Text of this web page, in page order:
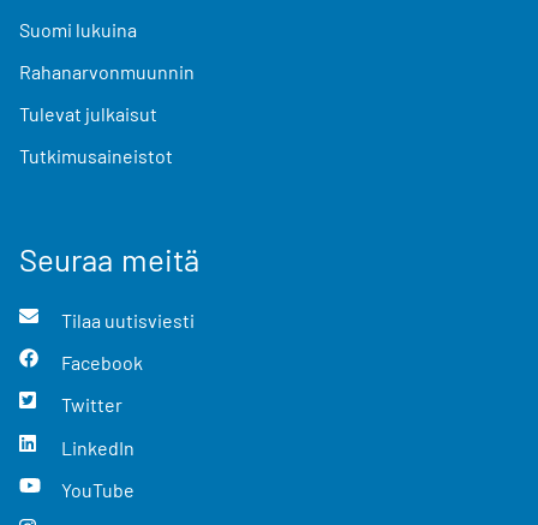
Suomi lukuina
Rahanarvonmuunnin
Tulevat julkaisut
Tutkimusaineistot
Seuraa meitä
Tilaa uutisviesti
Facebook
Twitter
LinkedIn
YouTube